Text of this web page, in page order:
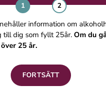
information om
till dig som fyllt 25år. Om du
25 år.
FORTSÄTT